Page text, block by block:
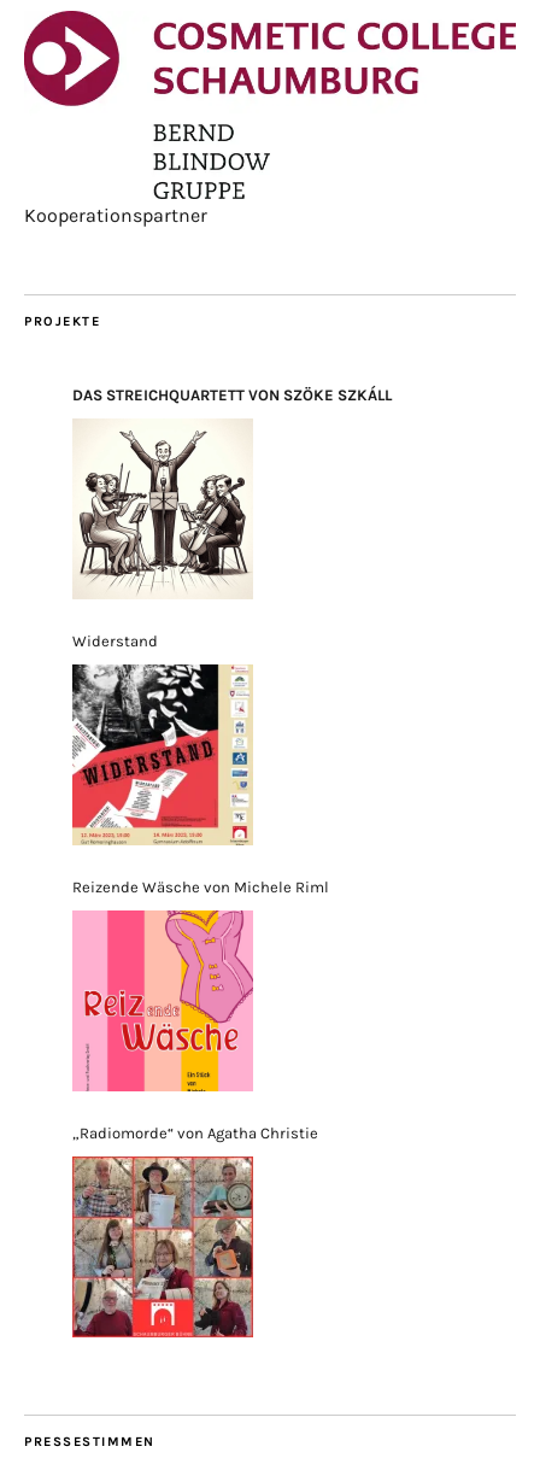
Kooperationspartner
PROJEKTE
DAS STREICHQUARTETT VON SZÖKE SZKÁLL
Widerstand
Reizende Wäsche von Michele Riml
„Radiomorde“ von Agatha Christie
PRESSESTIMMEN